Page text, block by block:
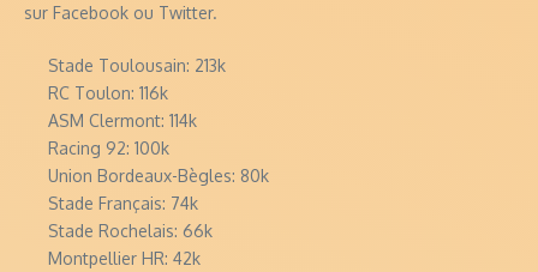
sur Facebook ou Twitter.
Stade Toulousain: 213k
RC Toulon: 116k
ASM Clermont: 114k
Racing 92: 100k
Union Bordeaux-Bègles: 80k
Stade Français: 74k
Stade Rochelais: 66k
Montpellier HR: 42k